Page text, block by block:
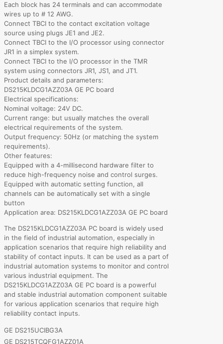
Each block has 24 terminals and can accommodate
wires up to # 12 AWG.
Connect TBCI to the contact excitation voltage
source using plugs JE1 and JE2.
Connect TBCI to the I/O processor using connector
JR1 in a simplex system.
Connect TBCI to the I/O processor in the TMR
system using connectors JR1, JS1, and JT1.
Product details and parameters:
DS215KLDCG1AZZ03A GE PC board
Electrical specifications:
Nominal voltage: 24V DC.
Current range: but usually matches the overall
electrical requirements of the system.
Output frequency: 50Hz (or matching the system
requirements).
Other features:
Equipped with a 4-millisecond hardware filter to
reduce high-frequency noise and control surges.
Equipped with automatic setting function, all
channels can be automatically set with a single
button
Application area: DS215KLDCG1AZZ03A GE PC board
The DS215KLDCG1AZZ03A PC board is widely used
in the field of industrial automation, especially in
application scenarios that require high reliability and
stability of contact inputs. It can be used as a part of
industrial automation systems to monitor and control
various industrial equipment. The
DS215KLDCG1AZZ03A GE PC board is a powerful
and stable industrial automation component suitable
for various application scenarios that require high
reliability contact inputs.
GE DS215UCIBG3A
GE DS215TCQFG1AZZ01A